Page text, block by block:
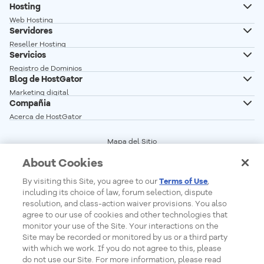
constante, firewall, certificado SSL gratuito y
datos y accesos.
Recursos aislados y dedicados:
tráfico, almacenamiento y memoria RAM
exclusivos para tu OpenClaw, garantizando
rendimiento estable y predecible.
Hosting
Web Hosting
Hosting Wordpress
Creador de Sitios
Servidores
Reseller Hosting
Servidor VPS
Servidor VPS n8n autoalojado
Servidor Dedicado Linux
Servidor Dedicado Windows
Servicios
Registro de Dominios
Transferencia de Dominios
Correo profesional
Blog de HostGator
Marketing digital
Desarrollo Web
Compañia
Acerca de HostGator
Precios
Status de los Servicios
Report Ethical Hacking
Mapa del Sitio
Central de Privacidad
Cookie Settings
Do Not Sell My Personal Information
Formas de Pago
About Cookies
By visiting this Site, you agree to ourTerms of Use,
including its choice of law, forum selection, dispute
resolution, and class-action waiver provisions. You also
agree to our use of cookies and other technologies that
monitor your use of the Site. Your interactions on the
Site may be recorded or monitored by us or a third party
with which we work. If you do not agree to this, please
do not use our Site. For more information, please read